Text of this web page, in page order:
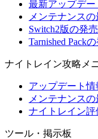
最新アップデー
メンテナンス
Switch2版の発売
Tarnished Pack
ナイトレイン攻略メ
アップデート情
メンテナンス
ナイトレイン評
ツール・掲示板